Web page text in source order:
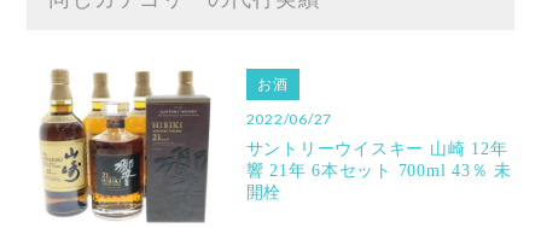
お酒
2022/06/27
サントリーウイスキー 山崎 12年
響 21年 6本セット 700ml 43％ 未
開栓